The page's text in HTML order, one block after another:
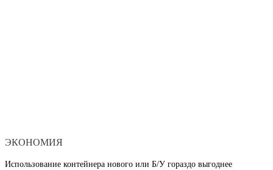
ЭКОНОМИЯ
Использование контейнера нового или Б/У гораздо выгоднее